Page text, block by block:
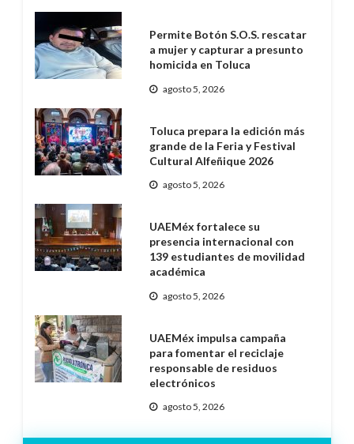
Permite Botón S.O.S. rescatar
a mujer y capturar a presunto
homicida en Toluca
agosto 5, 2026
Toluca prepara la edición más
grande de la Feria y Festival
Cultural Alfeñique 2026
agosto 5, 2026
UAEMéx fortalece su
presencia internacional con
139 estudiantes de movilidad
académica
agosto 5, 2026
UAEMéx impulsa campaña
para fomentar el reciclaje
responsable de residuos
electrónicos
agosto 5, 2026